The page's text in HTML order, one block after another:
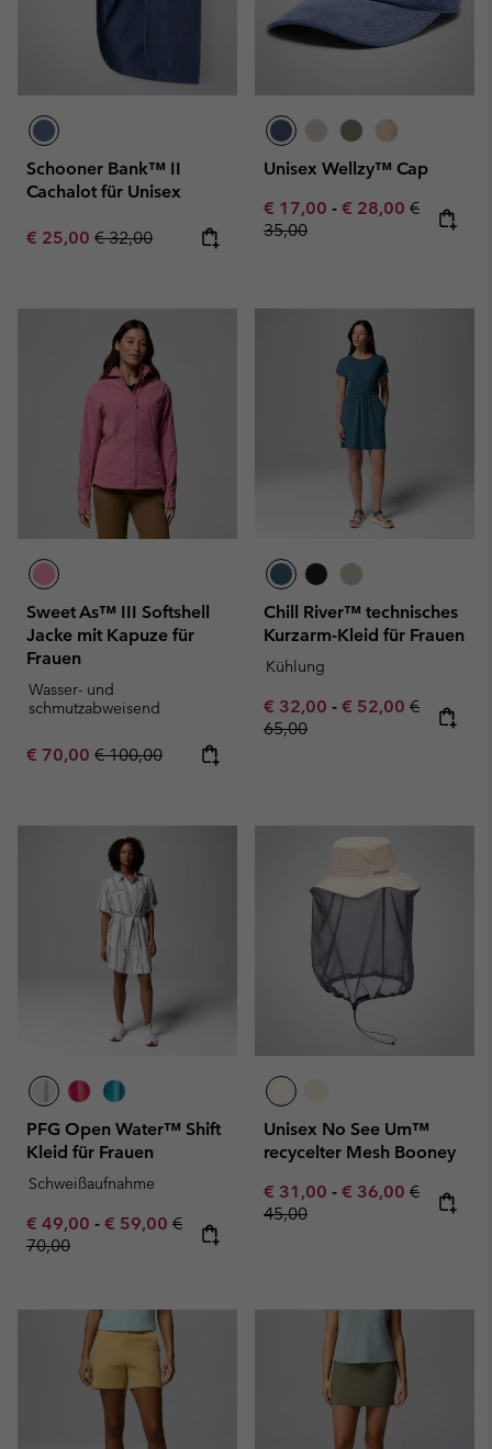
Schooner Bank™ II
Cachalot für Unisex
Sale price:
€ 25,00 Regular price:
€ 32,00
Unisex Wellzy™ Cap
Minimum sale price:
€ 17,00 - Maximum sale
€ 28,00 Regular
€
35,00
Sweet As™ III Softshell
Jacke mit Kapuze für
Frauen
Wasser- und
schmutzabweisend
Sale price:
€ 70,00 Regular price:
€ 100,00
Chill River™ technisches
Kurzarm-Kleid für Frauen
Kühlung
Minimum sale price:
€ 32,00 - Maximum sale
€ 52,00 Regular
€
65,00
PFG Open Water™ Shift
Kleid für Frauen
Schweißaufnahme
Minimum sale price:
€ 49,00 - Maximum sale price:
€ 59,00 Regular price:
€
70,00
Unisex No See Um™
recycelter Mesh Booney
Minimum sale price:
€ 31,00 - Maximum sale
€ 36,00 Regular
€
45,00